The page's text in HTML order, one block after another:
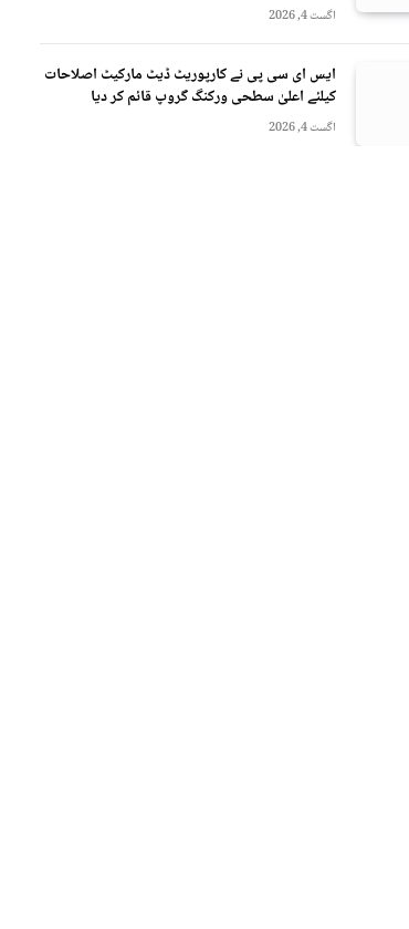
اگست 4, 2026
ایس ای سی پی نے کارپوریٹ ڈیٹ مارکیٹ اصلاحات
کیلئے اعلیٰ سطحی ورکنگ گروپ قائم کر دیا
اگست 4, 2026